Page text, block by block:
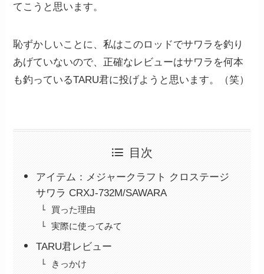
てこうと思います。
恥ずかしいことに、私はこのロッドでサワラを釣り
あげていないので、正確なレビューはサワラを何本
も釣っているTARU君に投げようと思います。（笑）
目次
アイテム：メジャークラフト クロステージ
サワラ CRXJ-732M/SAWARA
買った理由
実際に使ってみて
TARU君レビュー
きっかけ